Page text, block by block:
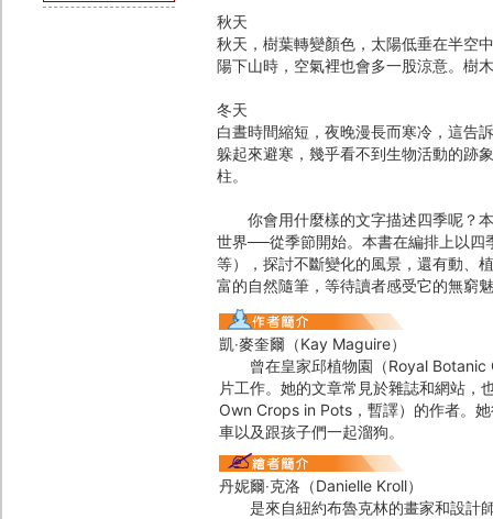
秋天
秋天，樹葉轉變顏色，太陽低垂在半空
陽下山時，空氣裡也會多一股涼意。樹
冬天
白晝時間縮短，夜晚漫長而寒冷，這告
躲起來避寒，幾乎看不到生物活動的跡
柱。
你會用什麼樣的文字描述四季呢？本
世界──從季節開始。本書在編排上以
等），探討不斷變化的風景，還有動、
富的自然隨筆，等待讀者感受它的無窮
凱‧麥奎爾（Kay Maguire）
曾在皇家邱植物園（Royal Botanic
片工作。她的文章常見於雜誌和網站，
Own Crops in Pots，暫譯）的作者。
車以及跟孩子們一起溜狗。
丹妮爾‧克洛（Danielle Kroll）
是來自紐約布魯克林的畫家和設計師